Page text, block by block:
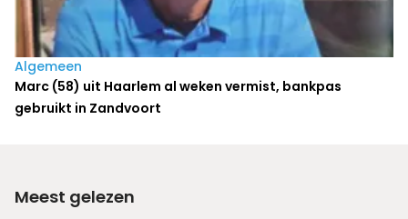
Algemeen
Marc (58) uit Haarlem al weken vermist, bankpas
gebruikt in Zandvoort
Meest gelezen